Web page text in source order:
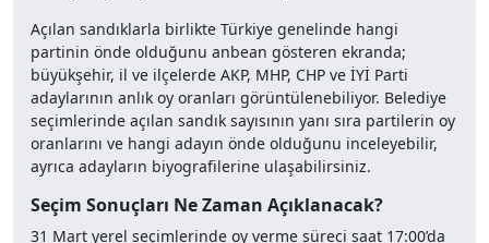
Açılan sandıklarla birlikte Türkiye genelinde hangi
partinin önde olduğunu anbean gösteren ekranda;
büyükşehir, il ve ilçelerde AKP, MHP, CHP ve İYİ Parti
adaylarının anlık oy oranları görüntülenebiliyor. Belediye
seçimlerinde açılan sandık sayısının yanı sıra partilerin oy
oranlarını ve hangi adayın önde olduğunu inceleyebilir,
ayrıca adayların biyografilerine ulaşabilirsiniz.
Seçim Sonuçları Ne Zaman Açıklanacak?
31 Mart yerel seçimlerinde oy verme süreci saat 17:00’da